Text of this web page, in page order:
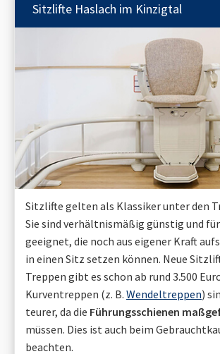
Sitzlifte Haslach im Kinzigtal
Sitzlifte gelten als Klassiker unter den
Sie sind verhältnismäßig günstig und
geeignet, die noch aus eigener Kraft
in einen Sitz setzen können. Neue
Treppen gibt es schon ab rund 3.500
Kurventreppen (z. B. Wendeltreppen)
teurer, da die Führungsschienen
müssen. Dies ist auch beim
beachten.